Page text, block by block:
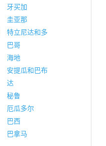
牙买加
圭亚那
特立尼达和多
巴哥
海地
安提瓜和巴布
达
秘鲁
厄瓜多尔
巴西
巴拿马